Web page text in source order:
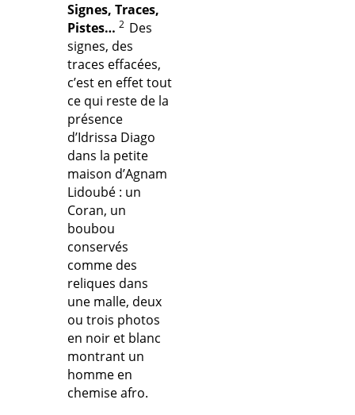
Signes, Traces,
Pistes… 2 Des
signes, des
traces effacées,
c’est en effet tout
ce qui reste de la
présence
d’Idrissa Diago
dans la petite
maison d’Agnam
Lidoubé : un
Coran, un
boubou
conservés
comme des
reliques dans
une malle, deux
ou trois photos
en noir et blanc
montrant un
homme en
chemise afro.